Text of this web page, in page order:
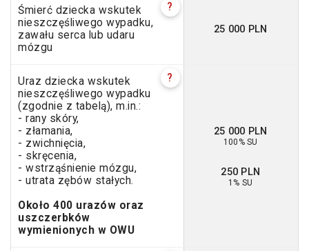
Śmierć dziecka wskutek
nieszczęśliwego wypadku,
zawału serca lub udaru
mózgu
?
25 000 PLN
Uraz dziecka wskutek
nieszczęśliwego wypadku
(zgodnie z tabelą), m.in.:
- rany skóry,
- złamania,
- zwichnięcia,
- skręcenia,
- wstrząśnienie mózgu,
- utrata zębów stałych.
Około 400 urazów oraz
uszczerbków
wymienionych w OWU
?
25 000 PLN
100% SU
250 PLN
1% SU